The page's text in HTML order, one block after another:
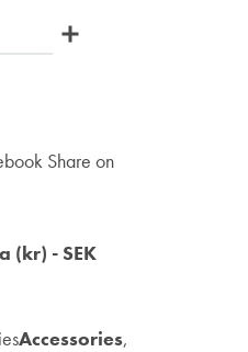
Share on
(kr) - SEK
Accessories,